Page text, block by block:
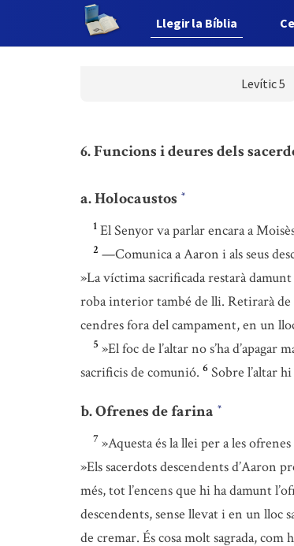
Llegir la Bíblia
Levític 5
6. Funcions i deures dels
a. Holocaustos *
1 El Senyor va parlar encara a
2 —Comunica a Aaron i als seus
»La víctima sacrificada restarà
roba interior també de lli. Retirarà de
cendres fora del campament, en un
5 »El foc de l’altar no s’ha
sacrificis de comunió. 6 Sobre l’altar
b. Ofrenes de farina *
7 »Aquesta és la llei per a les
»Els sacerdots descendents d’Aaron
més, tot l’encens que hi ha damunt
descendents, sense llevat i en un lloc
de cremar. És cosa molt sagrada, com